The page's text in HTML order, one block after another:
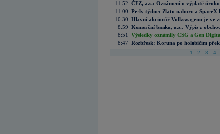
11:52 ČEZ, a.s.: Oznámení o výplatě
11:00 Perly týdne: Zlato nahoru a SpaceX
10:30 Hlavní akcionář Volkswagenu je ve
8:59 Komerční banka, a.s.: Výpis z
8:51
Výsledky oznámily CSG a Gen
8:47 Rozbřesk: Koruna po holubičím
1 2 3 4